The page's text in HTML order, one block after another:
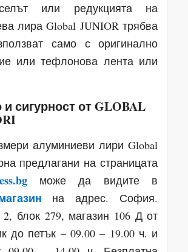
или редукцията на
лира Global JUNIOR трябва
само с оригинално
или тефлонова лента или
сигурност отGLOBAL
алуминиеви лири Global
предлагани на страницата
може да видите в
на адрес. София.
блок 279, магазин 106 Д от
до петък – 09.00 – 19.00 ч. и